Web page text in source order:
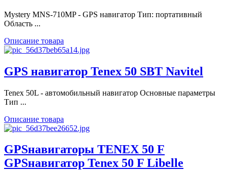
Mystery MNS-710MP - GPS навигатор Тип: портативный
Область ...
Описание товара
GPS навигатор Tenex 50 SBT Navitel
Tenex 50L - автомобильный навигатор Основные параметры
Тип ...
Описание товара
GPSнавигаторы TENEX 50 F
GPSнавигатор Tenex 50 F Libelle